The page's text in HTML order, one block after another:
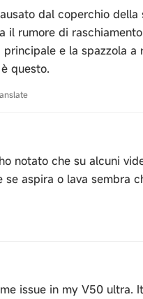
dal coperchio
il rumore di
e la spazzola
questo.
notato che su alcuni
se aspira o lava sembra
issue in my V50 ultra.